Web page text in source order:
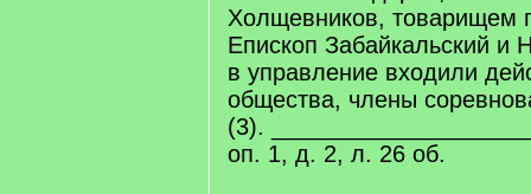
Холщевников, товарищем
Епископ Забайкальский и
в управление входили
общества, члены
(3).
оп. 1, д. 2, л. 26 об.